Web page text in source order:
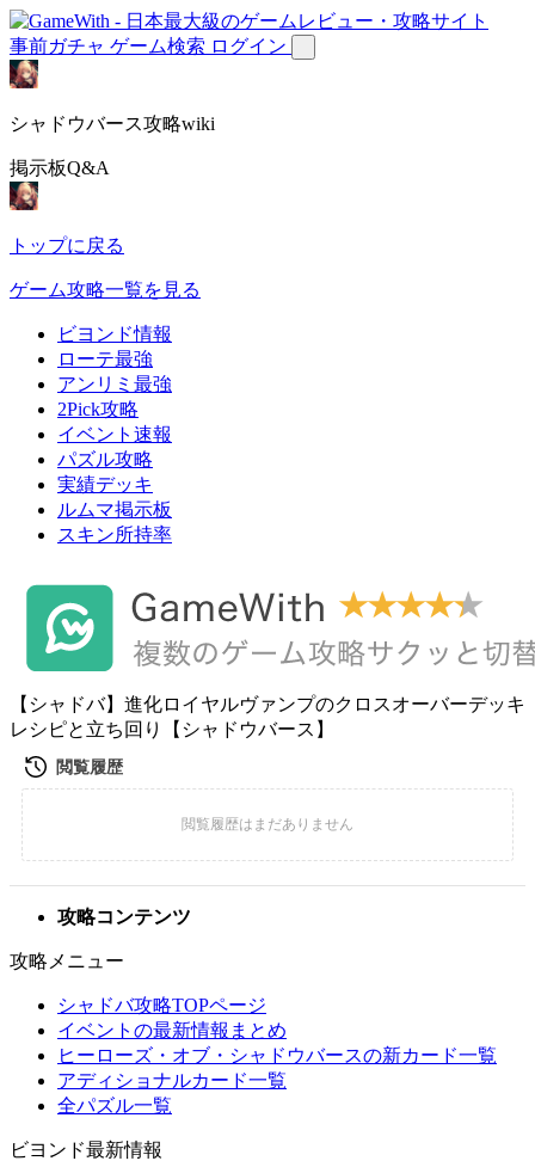
事前ガチャ ゲーム検索 ログイン
シャドウバース攻略wiki
掲示板Q&A
トップに戻る
ゲーム攻略一覧を見る
ビヨンド情報
ローテ最強
アンリミ最強
2Pick攻略
イベント速報
パズル攻略
実績デッキ
ルムマ掲示板
スキン所持率
【シャドバ】進化ロイヤルヴァンプのクロスオーバーデッキ
レシピと立ち回り【シャドウバース】
攻略コンテンツ
攻略メニュー
シャドバ攻略TOPページ
イベントの最新情報まとめ
ヒーローズ・オブ・シャドウバースの新カード一覧
アディショナルカード一覧
全パズル一覧
ビヨンド最新情報